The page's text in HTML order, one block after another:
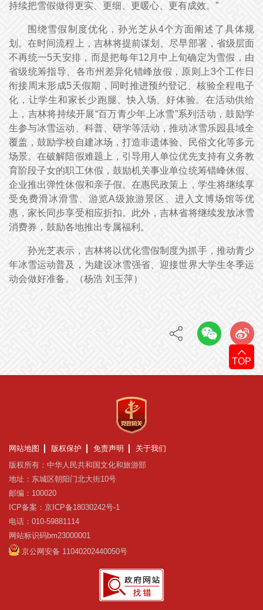
TOP
持续把雪假做得更实、更细、更暖心、更有成效。”
围绕雪假制度优化，孙光芝从4个方面阐述了具体规
划。在时间流程上，吉林将提前谋划、尽早部署，省级层面
不再统一5天安排，而是把每年12月中上旬确定为雪假，由
省级统筹指导、各市州差异化错峰放假，原则上3个工作日
衔接周末形成5天假期，同时推进预约登记、核验全程电子
化，让学生和家长少跑腿、快入场、好体验。在活动供给
上，吉林将持续开展“百万青少年上冰雪”系列活动，鼓励学
生参与冰雪运动、科普、研学等活动，推动冰雪乐园县域全
覆盖，鼓励学校自建冰场，打造非遗体验、民俗文化等多元
场景。在破解陪假难题上，引导用人单位优先支持有义务教
育阶段子女的职工休假，鼓励机关事业单位统筹错峰休假、
企业推出弹性休假和亲子假。在惠民政策上，学生将继续享
受免费滑冰滑雪、游览A级旅游景区、进入文博场馆等优
惠，家长同步享受相应折扣。此外，吉林省将继续发放冰雪
消费券，鼓励各地推出专属福利。
孙光芝表示，吉林将以优化雪假制度为抓手，推动青少
年冰雪运动普及，为建设冰雪强省、迎接世界大学生冬季运
动会做好准备。（杨浩 刘玉萍）
网站地图 版权保护 免责声明
关于我们
版权所有：中华人民共和国文化和旅游部
地址：东城区朝阳门北大街10号
邮编：100020
ICP备案：京ICP备18030242号-1
电话：010-59881114
网站标识码bm23000001
京公网安备 11040202440050号